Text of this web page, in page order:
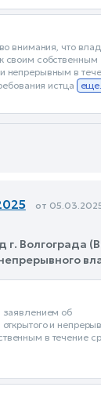
внимания, что
своим собственным
непрерывным в
истца
от
Волгограда
заявлением об
и
в течение